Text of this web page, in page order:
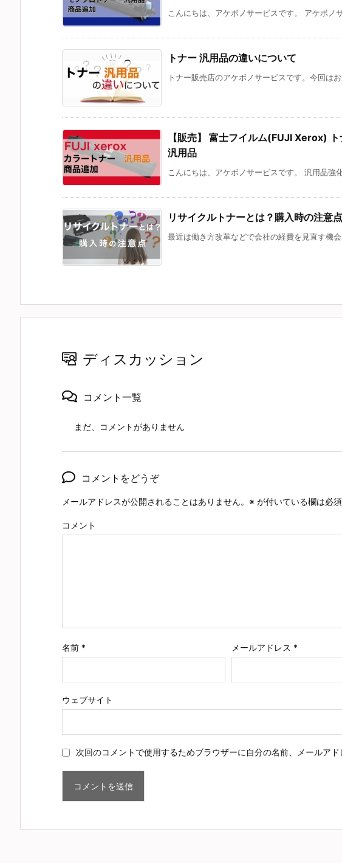
こんにちは、アケボノサービスです。 アケボノ
トナー 汎用品の違いについて
トナー販売店のアケボノサービスです。今回は
【販売】 富士フイルム(FUJI Xerox)
汎用品
こんにちは、アケボノサービスです。 汎用品強
リサイクルトナーとは？購入時の注意点
最近は働き方改革などで会社の経費を見直す機
ディスカッション
コメント一覧
まだ、コメントがありません
コメントをどうぞ
メールアドレスが公開されることはありません。 ※ が付いている欄は必
コメント
名前 * メールアドレス *
ウェブサイト
次回のコメントで使用するためブラウザーに自分の名前、メールアド